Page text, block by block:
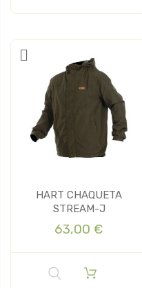
HART CHAQUETA
STREAM-J
63,00 €